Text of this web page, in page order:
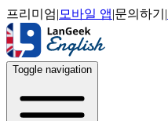
프리미엄| 모바일 앱|문의하기 |
Toggle navigation